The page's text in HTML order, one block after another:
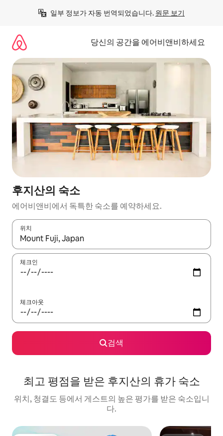
일부 정보가 자동 번역되었습니다. 원문 보기
당신의 공간을 에어비앤비하세요
후지산의 숙소
에어비앤비에서 독특한 숙소를 예약하세요.
위치
결과가 나오면 위·아래 화살표 키를 사용하거나 터치 또는 스와이
체크인
체크아웃
검색
최고 평점을 받은 후지산의 휴가 숙소
위치, 청결도 등에서 게스트의 높은 평가를 받은 숙소입니
다.